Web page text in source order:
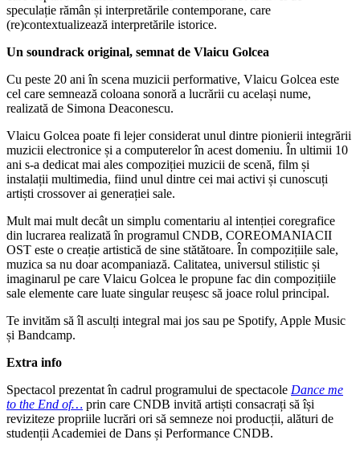
speculație rămân și interpretările contemporane, care
(re)contextualizează interpretările istorice.
Un soundrack original, semnat de Vlaicu Golcea
Cu peste 20 ani în scena muzicii performative, Vlaicu Golcea este
cel care semnează coloana sonoră a lucrării cu același nume,
realizată de Simona Deaconescu.
Vlaicu Golcea poate fi lejer considerat unul dintre pionierii integrării
muzicii electronice și a computerelor în acest domeniu. În ultimii 10
ani s-a dedicat mai ales compoziției muzicii de scenă, film și
instalații multimedia, fiind unul dintre cei mai activi și cunoscuți
artiști crossover ai generației sale.
Mult mai mult decât un simplu comentariu al intenției coregrafice
din lucrarea realizată în programul CNDB, COREOMANIACII
OST este o creație artistică de sine stătătoare. În compozițiile sale,
muzica sa nu doar acompaniază. Calitatea, universul stilistic și
imaginarul pe care Vlaicu Golcea le propune fac din compozițiile
sale elemente care luate singular reușesc să joace rolul principal.
Te invităm să îl asculți integral mai jos sau pe Spotify, Apple Music
și Bandcamp.
Extra info
Spectacol prezentat în cadrul programului de spectacole Dance me
to the End of… prin care CNDB invită artiști consacrați să își
reviziteze propriile lucrări ori să semneze noi producții, alături de
studenții Academiei de Dans și Performance CNDB.